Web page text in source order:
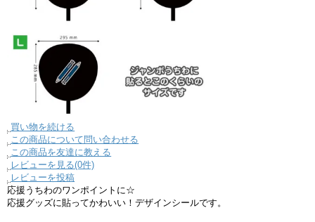
買い物を続ける
この商品について問い合わせる
この商品を友達に教える
レビューを見る(0件)
レビューを投稿
応援うちわのワンポイントに☆
応援グッズに貼ってかわいい！デザインシールです。